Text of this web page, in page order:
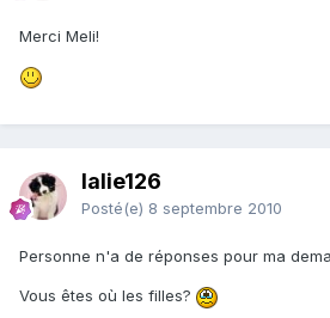
Merci Meli!
lalie126
Posté(e) 8 septembre 2010
Personne n'a de réponses pour ma
Vous êtes où les filles?